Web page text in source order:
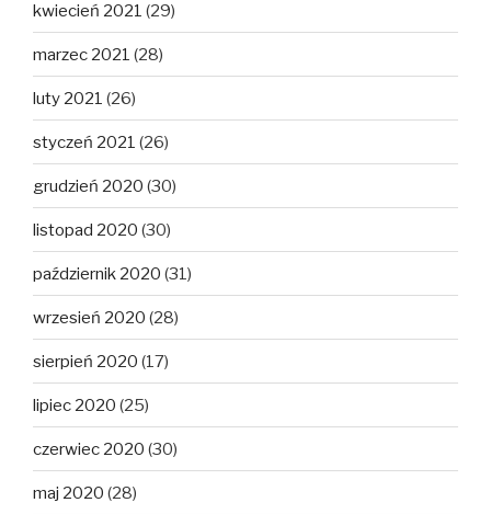
kwiecień 2021 (29)
marzec 2021 (28)
luty 2021 (26)
styczeń 2021 (26)
grudzień 2020 (30)
listopad 2020 (30)
październik 2020 (31)
wrzesień 2020 (28)
sierpień 2020 (17)
lipiec 2020 (25)
czerwiec 2020 (30)
maj 2020 (28)